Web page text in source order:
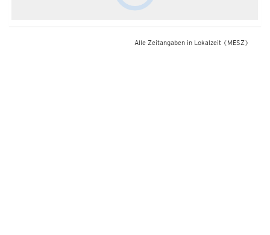
Alle Zeitangaben in Lokalzeit (MESZ)